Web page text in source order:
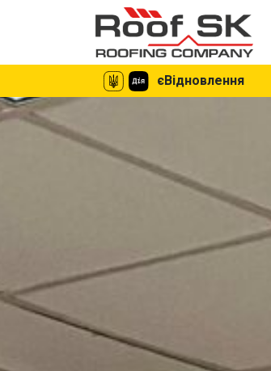
єВідновлення
єВідновлення